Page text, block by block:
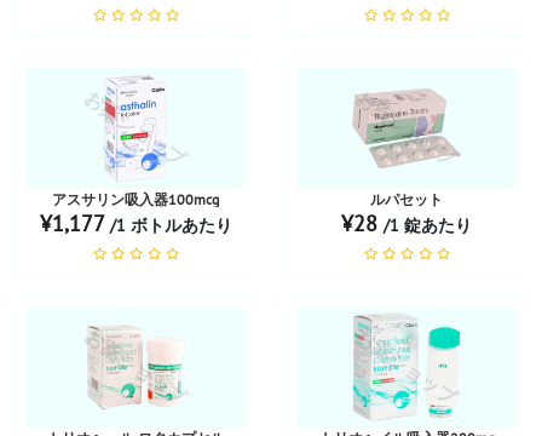
お薬ショップ
アスサリン吸入器100mcg
¥1,177 /1 ボトルあたり
お薬ショップ
ルパセット
¥28 /1 錠あたり
お薬ショップ お薬ショップ